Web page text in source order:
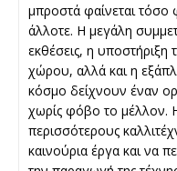
μπροστά φαίνεται τόσο
άλλοτε. Η μεγάλη
εκθέσεις, η υποστήριξη
χώρου, αλλά και η
κόσμο δείχνουν έναν
χωρίς φόβο το μέλλον.
περισσότερους
καινούρια έργα και να